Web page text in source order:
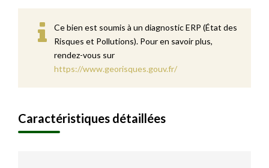
Ce bien est soumis à un diagnostic ERP (État des
Risques et Pollutions). Pour en savoir plus,
rendez-vous sur
https://www.georisques.gouv.fr/
Caractéristiques détaillées